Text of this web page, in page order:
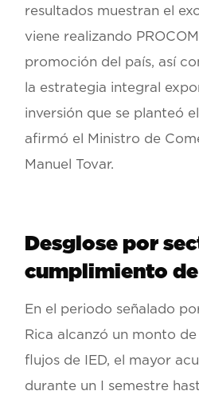
resultados muestran el
viene realizando
promoción del país, así
la estrategia integral
inversión que se planteó
afirmó el Ministro de
Manuel Tovar.
Desglose por
cumplimiento
En el periodo señalado
Rica alcanzó un monto de
flujos de IED, el mayor
durante un I semestre